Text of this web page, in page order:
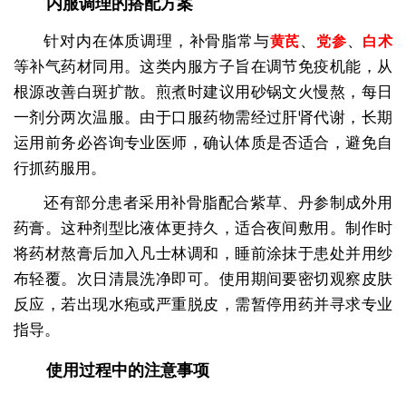
内服调理的搭配方案
针对内在体质调理，补骨脂常与黄芪、 党参、 白术
等补气药材同用。这类内服方子旨在调节免疫机能，从
根源改善白斑扩散。煎煮时建议用砂锅文火慢熬，每日
一剂分两次温服。由于口服药物需经过肝肾代谢，长期
运用前务必咨询专业医师，确认体质是否适合，避免自
行抓药服用。
还有部分患者采用补骨脂配合紫草、丹参制成外用
药膏。这种剂型比液体更持久，适合夜间敷用。制作时
将药材熬膏后加入凡士林调和，睡前涂抹于患处并用纱
布轻覆。次日清晨洗净即可。使用期间要密切观察皮肤
反应，若出现水疱或严重脱皮，需暂停用药并寻求专业
指导。
使用过程中的注意事项